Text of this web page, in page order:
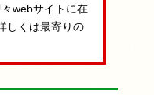
webサイトに在
しくは最寄りの